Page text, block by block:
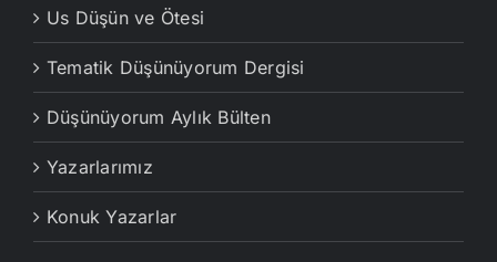
Us Düşün ve Ötesi
Tematik Düşünüyorum Dergisi
Düşünüyorum Aylık Bülten
Yazarlarımız
Konuk Yazarlar